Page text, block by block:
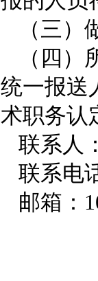
（三
（四
统一报送
术职务认
联系人
联系电
邮箱：